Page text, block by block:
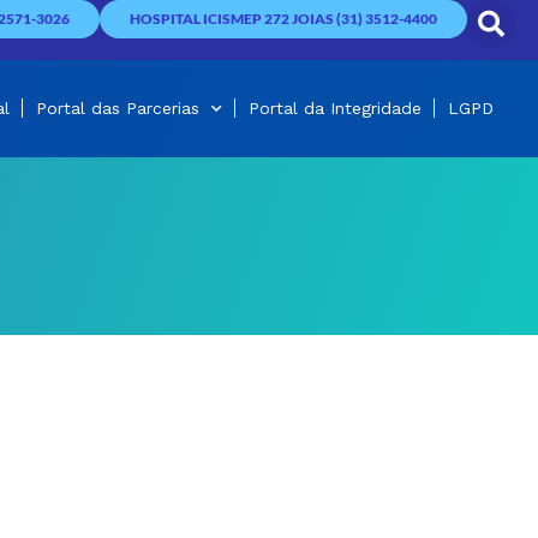
3026 HOSPITAL ICISMEP 272 JOIAS (31) 3512-4400
Portal das Parcerias Portal da Integridade LGPD